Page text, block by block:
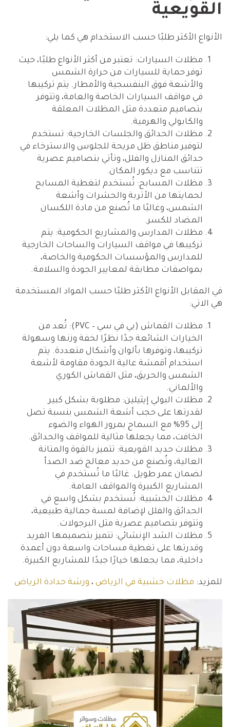
القويعية
الأنواع الأكثر طلبًا حسب الاستخدام هي كما يلي:
مظلات السيارات: تعتبر من أكثر الأنواع طلبًا، حيث
توفر حماية للسيارات من حرارة الشمس
والأشعة فوق البنفسجية والأمطار. يتم تركيبها
في مواقف السيارات الخاصة والعامة، وتتوفر
بتصاميم متعددة مثل المظلات المعلقة
والكابولي والهرمية.
مظلات الحدائق والجلسات الخارجية: تستخدم
لتوفير مناطق ظل مريحة للجلوس والاسترخاء في
حدائق المنازل والفلل، وتأتي بتصاميم عصرية
تتناسب مع ديكور المكان.
مظلات المسابح: تُستخدم لتغطية المسابح
لحمايتها من الأتربة والحشرات وأشعة
الشمس، وغالبًا ما تُصنع من مادة اللكسان
المضاد للكسر.
مظلات المدارس والمشاريع الحكومية: يتم
تركيبها في مواقف السيارات والساحات الخارجية
للمدارس والمؤسسات الحكومية والخاصة،
بمواصفات مطابقة لمعايير الجودة والسلامة.
في المقابل الأنواع الأكثر طلبًا حسب المواد المستخدمة
هي الاتي:
مظلات القماش (بي في سي – PVC): تُعد من
الخيارات الشائعة جدًا نظرًا لخفة وزنها وسهولة
تركيبها، وتوفرها بألوان وأشكال متعددة. يتم
استخدام أقمشة عالية الجودة مقاومة لأشعة
الشمس والحريق، مثل القماش الكوري
والألماني.
مظلات البولي إيثيلين: مطلوبة بشكل كبير
لقدرتها على حجب أشعة الشمس بنسبة تصل
إلى 95% مع السماح بمرور الهواء والضوء
الخافت، مما يجعلها مثالية للمواقف والحدائق.
مظلات حديد القويعية: تتميز بالقوة والمتانة
العالية، وتُصنع من حديد معالج ضد الصدأ
لضمان عمر طويل. غالبًا ما تُستخدم في
المشاريع الكبيرة والمواقف العامة.
مظلات الخشبية: تُستخدم بشكل واسع في
الحدائق والفلل لإضافة لمسة جمالية طبيعية،
وتتوفر بتصاميم عصرية مثل البرجولات.
مظلات الشد الإنشائي: تتميز بتصميمها الفريد
وقدرتها على تغطية مساحات واسعة دون أعمدة
داخلية، مما يجعلها خيارًا جيدًا للمشاريع الكبيرة.
للمزيد: مظلات خشبية في الرياض ، ورشة حدادة الرياض